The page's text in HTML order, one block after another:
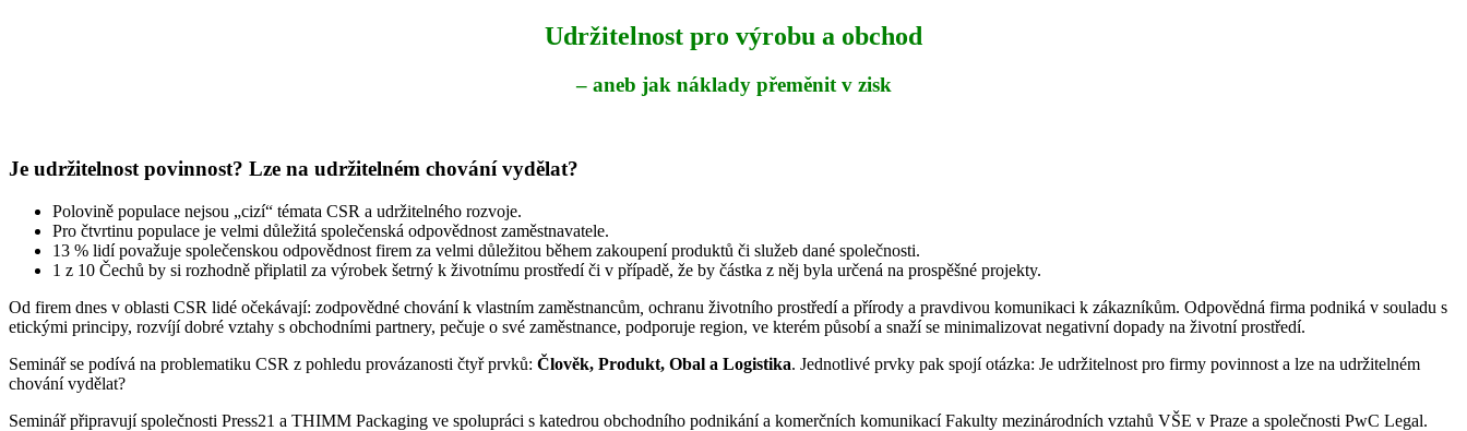
Udržitelnost pro výrobu a obchod
– aneb jak náklady přeměnit v zisk
Je udržitelnost povinnost? Lze na udržitelném chování vydělat?
Polovině populace nejsou „cizí“ témata CSR a udržitelného rozvoje.
Pro čtvrtinu populace je velmi důležitá společenská odpovědnost zaměstnavatele.
13 % lidí považuje společenskou odpovědnost firem za velmi důležitou během zakoupení produktů či služeb dané společnosti.
1 z 10 Čechů by si rozhodně připlatil za výrobek šetrný k životnímu prostředí či v případě, že by částka z něj byla určená na prospěšné projekty.
Od firem dnes v oblasti CSR lidé očekávají: zodpovědné chování k vlastním zaměstnancům ochranu životního prostředí a přírody a pravdivou komunikaci k zákazníkům. Odpovědná firma podniká v souladu s
etickými principy, rozvíjí dobré vztahy s obchodními partnery, pečuje o své zaměstnance, podporuje region, ve kterém působí a snaží se minimalizovat negativní dopady na životní prostředí.
Seminář se podívá na problematiku CSR z pohledu provázanosti čtyř prvků: Člověk, Produkt, Obal a Logistika. Jednotlivé prvky pak spojí otázka: Je udržitelnost pro firmy povinnost a lze na udržitelném
chování vydělat?
Seminář připravují společnosti Press21 a THIMM Packaging ve spolupráci s katedrou obchodního podnikání a komerčních komunikací Fakulty mezinárodních vztahů VŠE v Praze a společnosti PwC Legal.